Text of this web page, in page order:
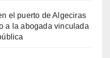
el puerto de Algeciras
a la abogada vinculada